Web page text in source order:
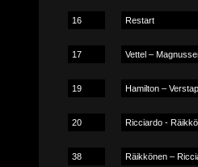
16 Restart
17 Vettel –
19 Hamilton –
20 Ricciardo -
38 Räikkönen –